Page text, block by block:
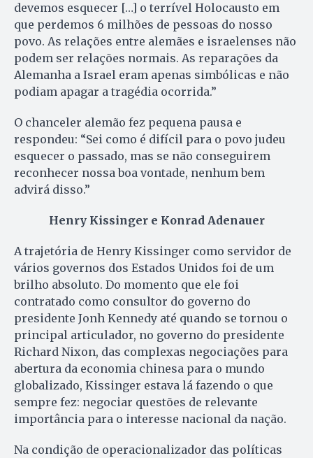
devemos esquecer […] o terrível Holocausto em
que perdemos 6 milhões de pessoas do nosso
povo. As relações entre alemães e israelenses não
podem ser relações normais. As reparações da
Alemanha a Israel eram apenas simbólicas e não
podiam apagar a tragédia ocorrida.”
O chanceler alemão fez pequena pausa e
respondeu: “Sei como é difícil para o povo judeu
esquecer o passado, mas se não conseguirem
reconhecer nossa boa vontade, nenhum bem
advirá disso.”
Henry Kissinger e Konrad Adenauer
A trajetória de Henry Kissinger como servidor de
vários governos dos Estados Unidos foi de um
brilho absoluto. Do momento que ele foi
contratado como consultor do governo do
presidente Jonh Kennedy até quando se tornou o
principal articulador, no governo do presidente
Richard Nixon, das complexas negociações para
abertura da economia chinesa para o mundo
globalizado, Kissinger estava lá fazendo o que
sempre fez: negociar questões de relevante
importância para o interesse nacional da nação.
Na condição de operacionalizador das políticas